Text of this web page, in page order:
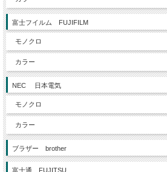
富士フイルム FUJIFILM
モノクロ
カラー
NEC 日本電気
モノクロ
カラー
ブラザー brother
富士通 FUJITSU